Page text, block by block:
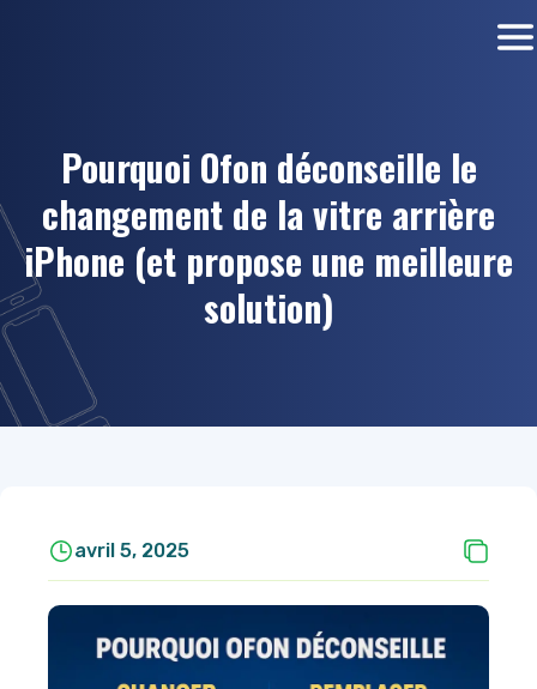
Pourquoi Ofon déconseille le
changement de la vitre arrière
iPhone (et propose une meilleure
solution)
avril 5, 2025